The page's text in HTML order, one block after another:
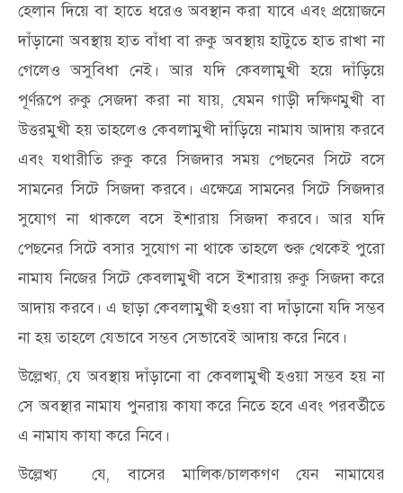
হেলান দিয়ে বা হাতে ধরেও অবস্থান করা যাবে এবং প্রয়োজনে
দাঁড়ানো অবস্থায় হাত বাঁধা বা রুকু অবস্থায় হাটুতে হাত রাখা না
গেলেও অসুবিধা নেই। আর যদি কেবলামুখী হয়ে দাঁড়িয়ে
পূর্ণরূপে রুকু সেজদা করা না যায়, যেমন গাড়ী দক্ষিণমুখী বা
উত্তরমুখী হয় তাহলেও কেবলামুখী দাঁড়িয়ে নামায আদায় করবে
এবং যথারীতি রুকু করে সিজদার সময় পেছনের সিটে বসে
সামনের সিটে সিজদা করবে। এক্ষেত্রে সামনের সিটে সিজদার
সুযোগ না থাকলে বসে ইশারায় সিজদা করবে। আর যদি
পেছনের সিটে বসার সুযোগ না থাকে তাহলে শুরু থেকেই পুরো
নামায নিজের সিটে কেবলামুখী বসে ইশারায় রুকু সিজদা করে
আদায় করবে। এ ছাড়া কেবলামুখী হওয়া বা দাঁড়ানো যদি সম্ভব
না হয় তাহলে যেভাবে সম্ভব সেভাবেই আদায় করে নিবে।
উল্লেখ্য, যে অবস্থায় দাঁড়ানো বা কেবলামুখী হওয়া সম্ভব হয় না
সে অবস্থার নামায পুনরায় কাযা করে নিতে হবে এবং পরবর্তীতে
এ নামায কাযা করে নিবে।
উল্লেখ্য যে, বাসের মালিক/চালকগণ যেন নামাযের